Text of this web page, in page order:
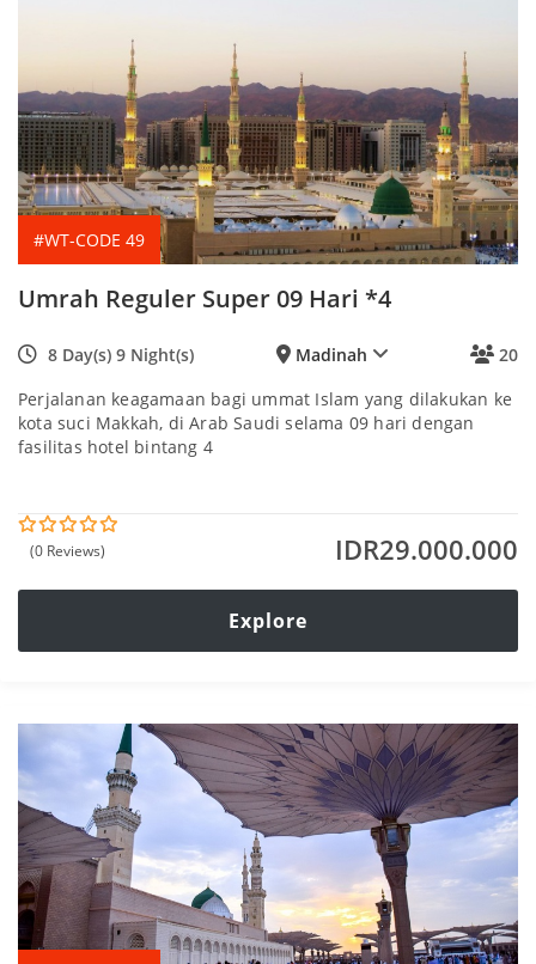
#WT-CODE 49
Umrah Reguler Super 09 Hari *4
8 Day(s) 9 Night(s) Madinah
20
Perjalanan keagamaan bagi ummat Islam yang dilakukan ke
kota suci Makkah, di Arab Saudi selama 09 hari dengan
fasilitas hotel bintang 4
IDR29.000.000
0
u
(0 Reviews)
Explore